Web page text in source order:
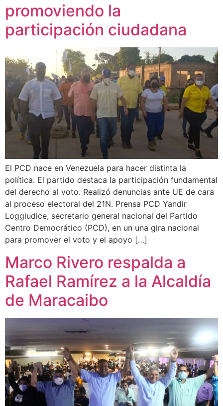
promoviendo la
participación ciudadana
El PCD nace en Venezuela para hacer distinta la
política. El partido destaca la participación fundamental
del derecho al voto. Realizó denuncias ante UE de cara
al proceso electoral del 21N. Prensa PCD Yandir
Loggiudice, secretario general nacional del Partido
Centro Democrático (PCD), en un una gira nacional
para promover el voto y el apoyo […]
Marco Rivero respalda a
Rafael Ramírez a la Alcaldía
de Maracaibo